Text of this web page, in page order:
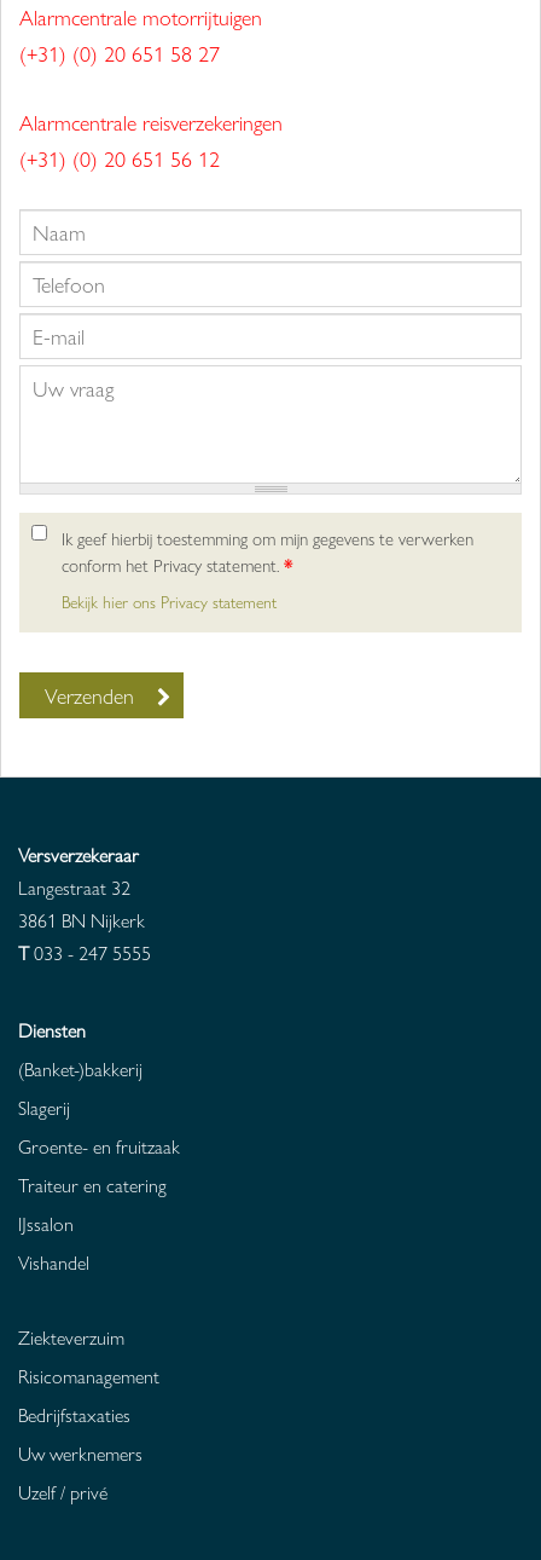
Alarmcentrale motorrijtuigen
(+31) (0) 20 651 58 27
Alarmcentrale reisverzekeringen
(+31) (0) 20 651 56 12
Ik geef hierbij toestemming om mijn gegevens te verwerken
conform het Privacy statement.*
Bekijk hier ons Privacy statement
Versverzekeraar
Langestraat 32
3861 BN Nijkerk
T033 - 247 5555
Diensten
(Banket-)bakkerij
Slagerij
Groente- en fruitzaak
Traiteur en catering
IJssalon
Vishandel
Ziekteverzuim
Risicomanagement
Bedrijfstaxaties
Uw werknemers
Uzelf / privé